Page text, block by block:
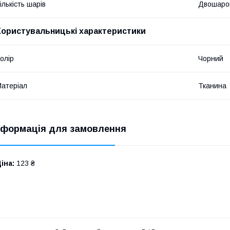
шарів
характеристики
Чорний
Тканина
для замовлення
123 ₴